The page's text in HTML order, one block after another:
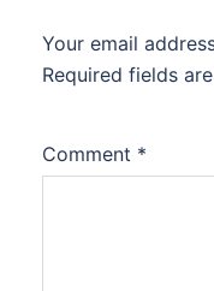
Your email
Required fields
Comment *